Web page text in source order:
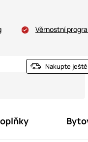
Věrnostní
Nakupte